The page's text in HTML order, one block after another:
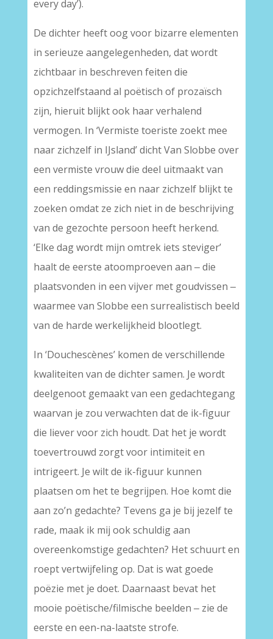
every day’).
De dichter heeft oog voor bizarre elementen
in serieuze aangelegenheden, dat wordt
zichtbaar in beschreven feiten die
opzichzelfstaand al poëtisch of prozaïsch
zijn, hieruit blijkt ook haar verhalend
vermogen. In ‘Vermiste toeriste zoekt mee
naar zichzelf in IJsland’ dicht Van Slobbe over
een vermiste vrouw die deel uitmaakt van
een reddingsmissie en naar zichzelf blijkt te
zoeken omdat ze zich niet in de beschrijving
van de gezochte persoon heeft herkend.
‘Elke dag wordt mijn omtrek iets steviger’
haalt de eerste atoomproeven aan ‒ die
plaatsvonden in een vijver met goudvissen ‒
waarmee van Slobbe een surrealistisch beeld
van de harde werkelijkheid blootlegt.
In ‘Douchescènes’ komen de verschillende
kwaliteiten van de dichter samen. Je wordt
deelgenoot gemaakt van een gedachtegang
waarvan je zou verwachten dat de ik-figuur
die liever voor zich houdt. Dat het je wordt
toevertrouwd zorgt voor intimiteit en
intrigeert. Je wilt de ik-figuur kunnen
plaatsen om het te begrijpen. Hoe komt die
aan zo’n gedachte? Tevens ga je bij jezelf te
rade, maak ik mij ook schuldig aan
overeenkomstige gedachten? Het schuurt en
roept vertwijfeling op. Dat is wat goede
poëzie met je doet. Daarnaast bevat het
mooie poëtische/filmische beelden ‒ zie de
eerste en een-na-laatste strofe.